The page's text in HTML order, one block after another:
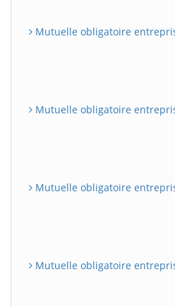
Mutuelle obligatoire
Mutuelle obligatoire
Mutuelle obligatoire
Mutuelle obligatoire